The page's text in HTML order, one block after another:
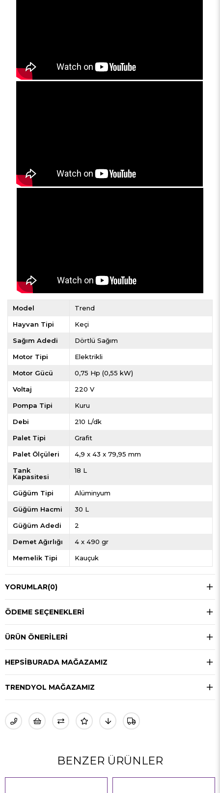
Model Trend
Hayvan Tipi Keçi
Sağım Adedi Dörtlü Sağım
Motor Tipi Elektrikli
Motor Gücü 0,75 Hp (0,55 kW)
Voltaj 220 V
Pompa Tipi Kuru
Debi 210 L/dk
Palet Tipi Grafit
Palet Ölçüleri 4,9 x 43 x 79,95 mm
Tank
Kapasitesi
18 L
Güğüm Tipi Alüminyum
Güğüm Hacmi 30 L
Güğüm Adedi 2
Demet Ağırlığı 4 x 490 gr
Memelik Tipi Kauçuk
YORUMLAR(0)
ÖDEME SEÇENEKLERI
ÜRÜN ÖNERILERI
HEPSIBURADA MAĞAZAMIZ
TRENDYOL MAĞAZAMIZ
BENZER ÜRÜNLER